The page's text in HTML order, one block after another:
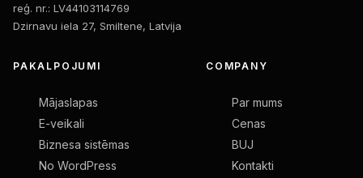
reģ. nr.: LV44103114769
Dzirnavu iela 27, Smiltene, Latvija
PAKALPOJUMI
Mājaslapas
E-veikali
Biznesa sistēmas
No WordPress
COMPANY
Par mums
Cenas
BUJ
Kontakti